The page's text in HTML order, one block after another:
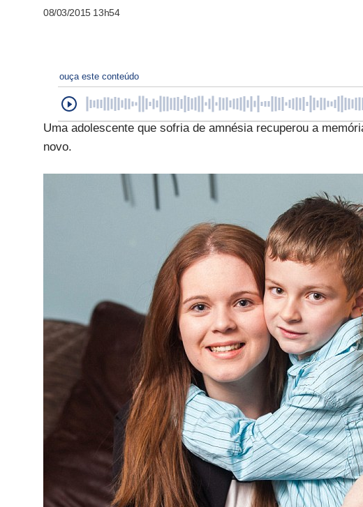
08/03/2015 13h54
ouça este conteúdo
Uma adolescente que sofria de amnésia recuperou a
novo.